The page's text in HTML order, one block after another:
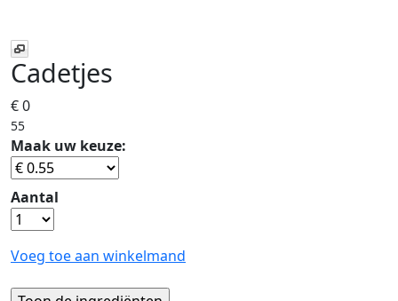
Cadetjes
€ 0
55
Maak uw keuze:
Aantal
Voeg toe aan winkelmand